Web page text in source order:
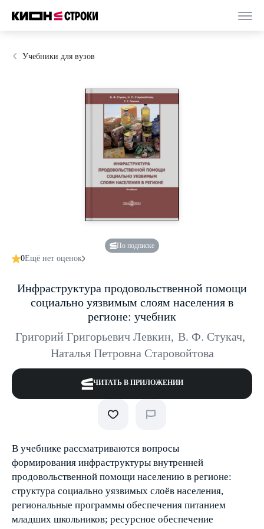
Учебники для вузов
По подписке
0Ещё нет оценок
Инфраструктура продовольственной помощи
социально уязвимым слоям населения в
регионе: учебник
Григорий Григорьевич Левкин, В. Ф. Стукач,
Наталья Петровна Старовойтова
ЧИТАТЬ В ПРИЛОЖЕНИИ
В учебнике рассматриваются вопросы
формирования инфраструктуры внутренней
продовольственной помощи населению в регионе:
структура социально уязвимых слоёв населения,
региональные программы обеспечения питанием
младших школьников; ресурсное обеспечение